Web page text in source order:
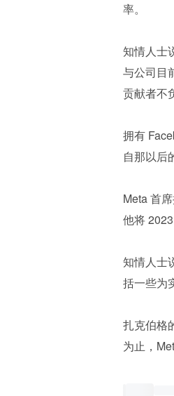
率。
知情人士
与公司目
贡献者不
拥有
自那以后
Meta 首
他将
知情人士
括一些为
扎克伯格
为止，